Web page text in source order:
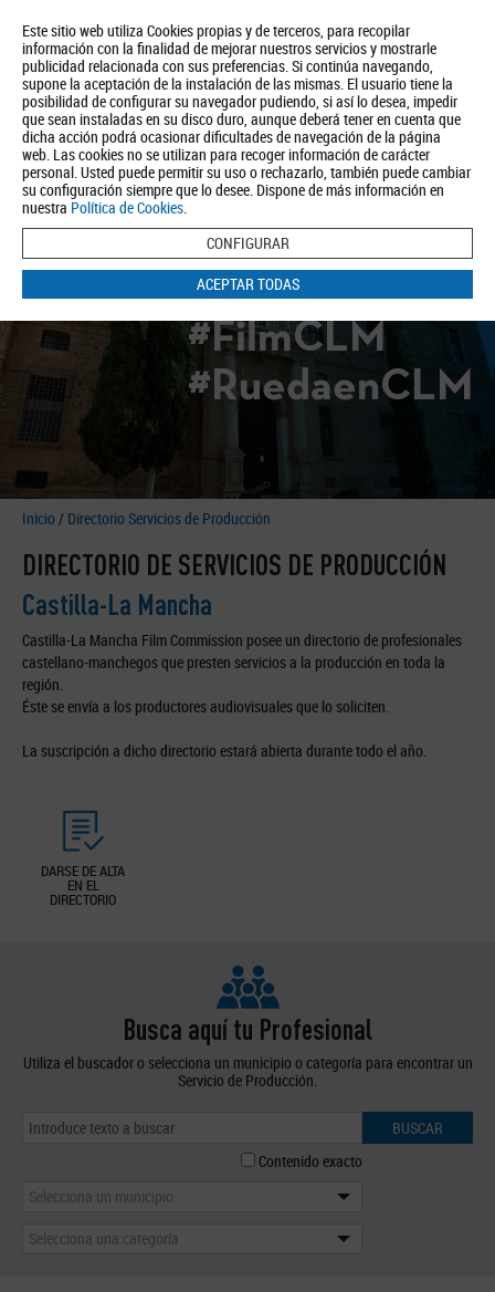
Este sitio web utiliza Cookies propias y de terceros, para recopilar
información con la finalidad de mejorar nuestros servicios y mostrarle
publicidad relacionada con sus preferencias. Si continúa navegando,
supone la aceptación de la instalación de las mismas. El usuario tiene la
posibilidad de configurar su navegador pudiendo, si así lo desea, impedir
que sean instaladas en su disco duro, aunque deberá tener en cuenta que
dicha acción podrá ocasionar dificultades de navegación de la página
web. Las cookies no se utilizan para recoger información de carácter
personal. Usted puede permitir su uso o rechazarlo, también puede cambiar
su configuración siempre que lo desee. Dispone de más información en
nuestra Política de Cookies.
CONFIGURAR
ACEPTAR TODAS
Quiénes somos Turismo Política de Privacidad Aviso Legal
Política de Cookies
BUSCAR
#FilmCLM
#RuedaenCLM
Inicio / Directorio Servicios de Producción
DIRECTORIO DE SERVICIOS DE PRODUCCIÓN
Castilla-La Mancha
Castilla-La Mancha Film Commission posee un directorio de profesionales
castellano-manchegos que presten servicios a la producción en toda la
región.
Éste se envía a los productores audiovisuales que lo soliciten.
La suscripción a dicho directorio estará abierta durante todo el año.
DARSE DE ALTA
EN EL
DIRECTORIO
Busca aquí tu Profesional
Utiliza el buscador o selecciona un municipio o categoría para encontrar un
Servicio de Producción.
BUSCAR
Contenido exacto
Selecciona un municipio
Selecciona una categoría